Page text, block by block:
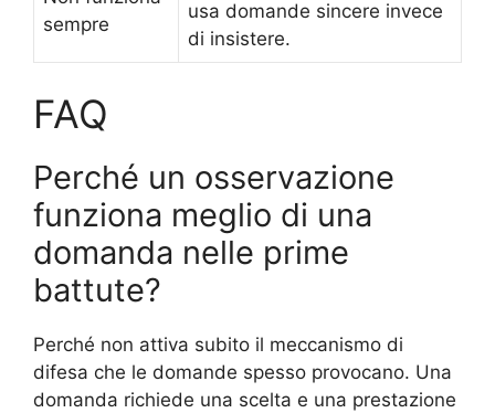
sempre
usa domande sincere invece
di insistere.
FAQ
Perché un osservazione
funziona meglio di una
domanda nelle prime
battute?
Perché non attiva subito il meccanismo di
difesa che le domande spesso provocano. Una
domanda richiede una scelta e una prestazione